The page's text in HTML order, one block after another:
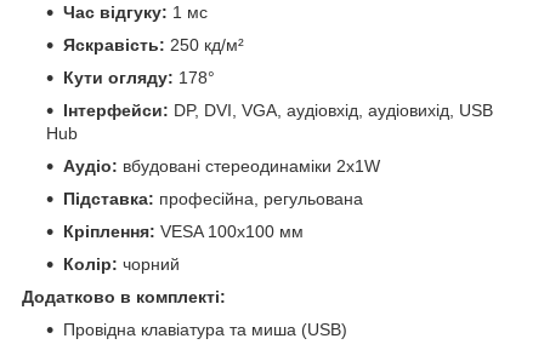
Час відгуку: 1 мс
Яскравість: 250 кд/м²
Кути огляду: 178°
Інтерфейси: DP, DVI, VGA, аудіовхід, аудіовихід, USB
Hub
Аудіо: вбудовані стереодинаміки 2x1W
Підставка: професійна, регульована
Кріплення: VESA 100x100 мм
Колір: чорний
Додатково в комплекті:
Провідна клавіатура та миша (USB)